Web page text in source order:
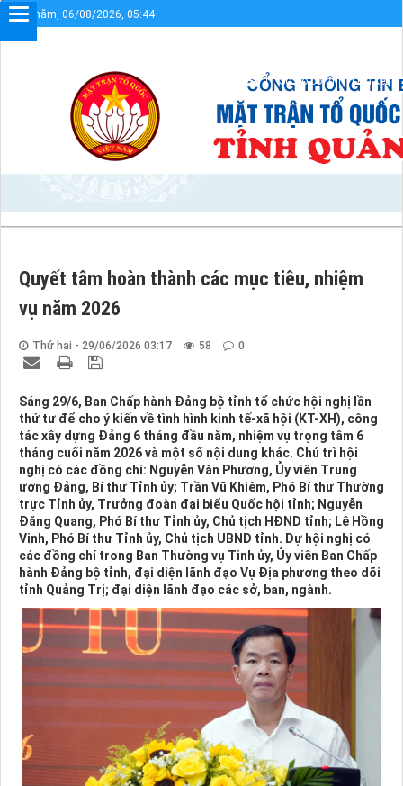
Thứ năm, 06/08/2026, 05:44
bạn đến với Cổng thông tin điện tử UBMTTQVN tỉnh Quảng Trị
Sơ đồ cổng Liên kết
Quyết tâm hoàn thành các mục tiêu, nhiệm
vụ năm 2026
Thứ hai - 29/06/2026 03:17 58 0
Sáng 29/6, Ban Chấp hành Đảng bộ tỉnh tổ chức hội nghị lần
thứ tư để cho ý kiến về tình hình kinh tế-xã hội (KT-XH), công
tác xây dựng Đảng 6 tháng đầu năm, nhiệm vụ trọng tâm 6
tháng cuối năm 2026 và một số nội dung khác. Chủ trì hội
nghị có các đồng chí: Nguyễn Văn Phương, Ủy viên Trung
ương Đảng, Bí thư Tỉnh ủy; Trần Vũ Khiêm, Phó Bí thư Thường
trực Tỉnh ủy, Trưởng đoàn đại biểu Quốc hội tỉnh; Nguyễn
Đăng Quang, Phó Bí thư Tỉnh ủy, Chủ tịch HĐND tỉnh; Lê Hồng
Vinh, Phó Bí thư Tỉnh ủy, Chủ tịch UBND tỉnh. Dự hội nghị có
các đồng chí trong Ban Thường vụ Tinh ủy, Ủy viên Ban Chấp
hành Đảng bộ tỉnh, đại diện lãnh đạo Vụ Địa phương theo dõi
tỉnh Quảng Trị; đại diện lãnh đạo các sở, ban, ngành.